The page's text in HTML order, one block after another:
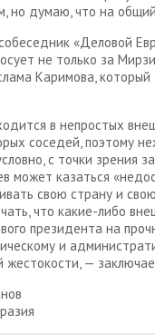
но думаю, что на
«Деловой
не только за
Каримова,
в непростых
соседей, поэтому
с точки зрения
может казаться
свою страну и
что какие-либо
президента на
и
жестокости, —